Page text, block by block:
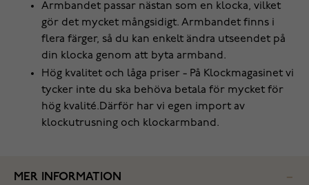
Armbandet passar nästan som en klocka, vilket
gör det mycket mångsidigt. Armbandet finns i
flera färger, så du kan enkelt ändra utseendet på
din klocka genom att byta armband.
Hög kvalitet och låga priser - På Klockmagasinet vi
tycker inte du ska behöva betala för mycket för
hög kvalité.Därför har vi egen import av
klockutrusning och klockarmband.
MER INFORMATION